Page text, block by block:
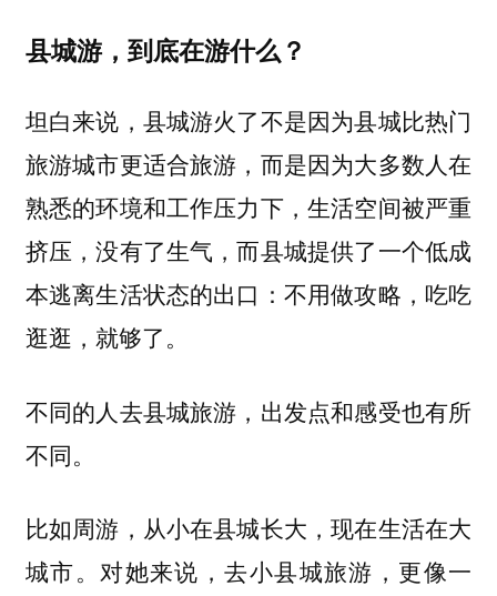
县城游，到底在游什么？
坦白来说，县城游火了不是因为县城比热门
旅游城市更适合旅游，而是因为大多数人在
熟悉的环境和工作压力下，生活空间被严重
挤压，没有了生气，而县城提供了一个低成
本逃离生活状态的出口：不用做攻略，吃吃
逛逛，就够了。
不同的人去县城旅游，出发点和感受也有所
不同。
比如周游，从小在县城长大，现在生活在大
城市。对她来说，去小县城旅游，更像一